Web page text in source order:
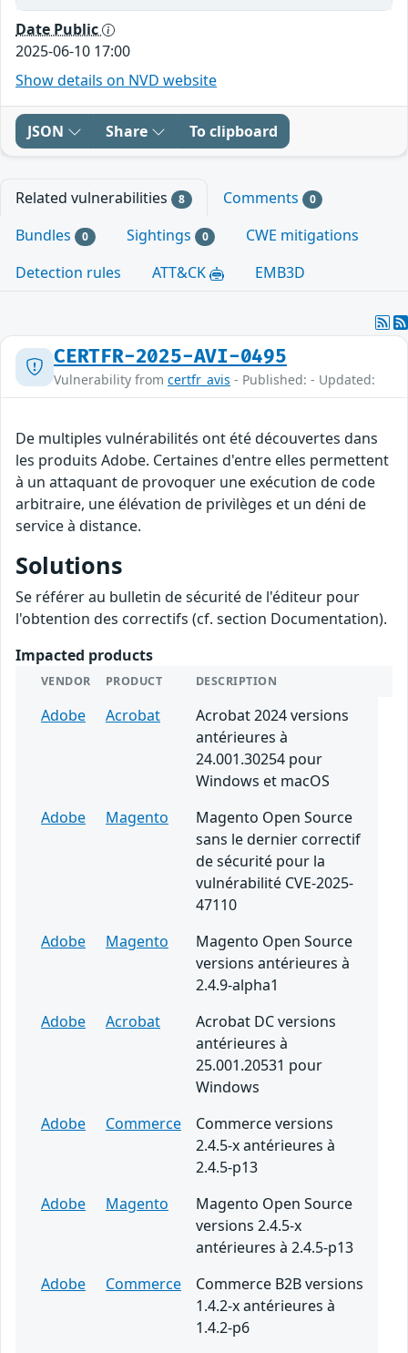
Date Public
2025-06-10 17:00
Show details on NVD website
JSON Share To clipboard
Related vulnerabilities 8 Comments 0
Bundles 0 Sightings 0
CWE mitigations
Detection rules
ATT&CK EMB3D
CERTFR-2025-AVI-0495
Vulnerability from certfr_avis - Published: - Updated:
De multiples vulnérabilités ont été découvertes dans
les produits Adobe. Certaines d'entre elles permettent
à un attaquant de provoquer une exécution de code
arbitraire, une élévation de privilèges et un déni de
service à distance.
Solutions
Se référer au bulletin de sécurité de l'éditeur pour
l'obtention des correctifs (cf. section Documentation).
Impacted products
VENDOR PRODUCT DESCRIPTION
Adobe Acrobat
Acrobat 2024 versions
antérieures à
24.001.30254 pour
Windows et macOS
Adobe
Magento
Magento Open Source
sans le dernier correctif
de sécurité pour la
vulnérabilité CVE-2025-
47110
Adobe
Magento
Magento Open Source
versions antérieures à
2.4.9-alpha1
Adobe
Acrobat
Acrobat DC versions
antérieures à
25.001.20531 pour
Windows
Adobe
Commerce
Commerce versions
2.4.5-x antérieures à
2.4.5-p13
Adobe
Magento
Magento Open Source
versions 2.4.5-x
antérieures à 2.4.5-p13
Adobe
Commerce
Commerce B2B versions
1.4.2-x antérieures à
1.4.2-p6